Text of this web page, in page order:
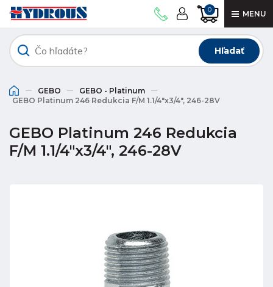
0 MENU
Hľadať
GEBO
GEBO - Platinum
GEBO Platinum 246 Redukcia F/M 1.1/4"x3/4", 246-28V
GEBO Platinum 246 Redukcia
F/M 1.1/4"x3/4", 246-28V